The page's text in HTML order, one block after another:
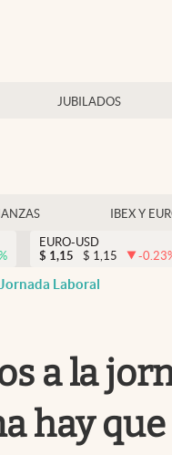
JUBILADOS
IBEX Y
EURO-USD
$ 1,15 $ 1,15 -0.23
Jornada Laboral
a la
hay